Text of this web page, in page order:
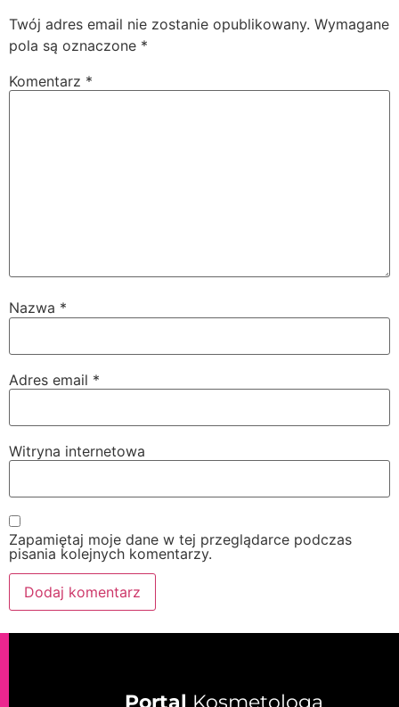
Twój adres email nie zostanie opublikowany. Wymagane
pola są oznaczone *
Komentarz *
Nazwa *
Adres email *
Witryna internetowa
Zapamiętaj moje dane w tej przeglądarce podczas
pisania kolejnych komentarzy.
Portal Kosmetologa